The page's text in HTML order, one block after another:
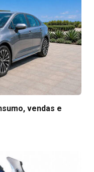
vendas e